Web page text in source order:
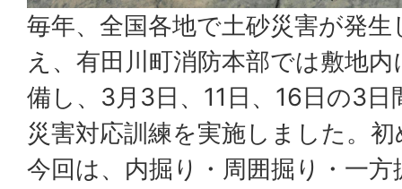
毎年、全国各地で土砂災害が発
え、有田川町消防本部では敷地
備し、3月3日、11日、16日の3
災害対応訓練を実施しました。
今回は、内掘り・周囲掘り・一